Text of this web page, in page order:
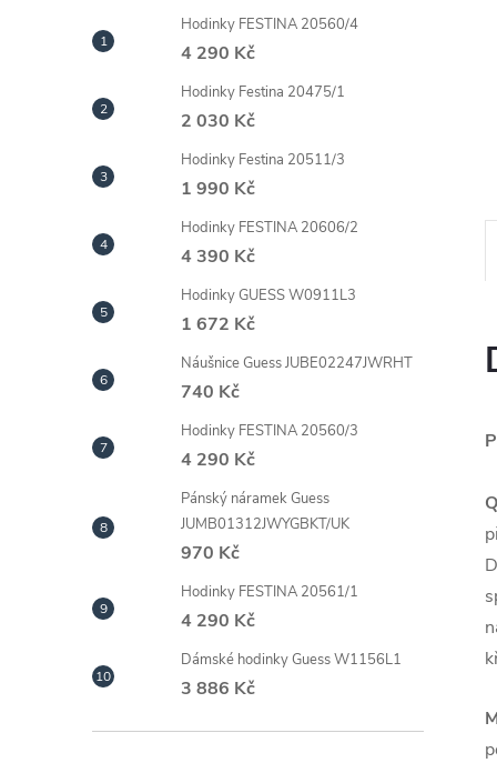
Hodinky FESTINA 20560/4
4 290 Kč
Hodinky Festina 20475/1
2 030 Kč
Hodinky Festina 20511/3
1 990 Kč
Hodinky FESTINA 20606/2
4 390 Kč
Hodinky GUESS W0911L3
1 672 Kč
Náušnice Guess JUBE02247JWRHT
740 Kč
Hodinky FESTINA 20560/3
4 290 Kč
Pánský náramek Guess
JUMB01312JWYGBKT/UK
970 Kč
Hodinky FESTINA 20561/1
4 290 Kč
Dámské hodinky Guess W1156L1
3 886 Kč